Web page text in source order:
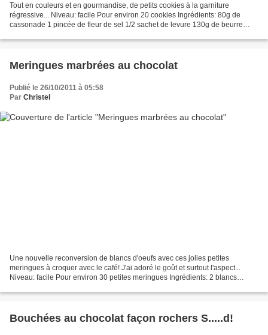
Tout en couleurs et en gourmandise, de petits cookies à la garniture
régressive... Niveau: facile Pour environ 20 cookies Ingrédients: 80g de
cassonade 1 pincée de fleur de sel 1/2 sachet de levure 130g de beurre
Meringues marbrées au chocolat
Publié le 26/10/2011 à 05:58
Par Christel
Une nouvelle reconversion de blancs d'oeufs avec ces jolies petites
meringues à croquer avec le café! J'ai adoré le goût et surtout l'aspect...
Niveau: facile Pour environ 30 petites meringues Ingrédients: 2 blancs
Bouchées au chocolat façon rochers S.....d!